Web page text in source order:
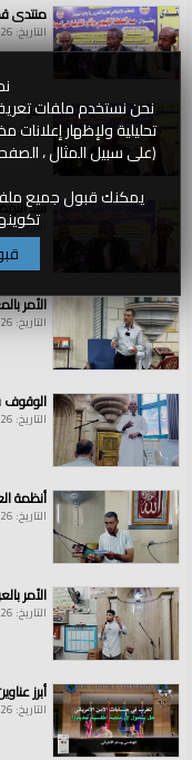
نحن نستخدم ملفات تعريف
تحليلية ولإظهار
(على سبيل المثال ،
يمكنك قبول جميع
منتدى
التاريخ: 08/04/2026
التاريخ: 08/04/2026
سد
التاريخ: 08/04/2026
الأمر
التاريخ: 08/04/2026
الوقوف
التاريخ: 08/04/2026
أنظمة
التاريخ: 08/02/2026
الأمر
التاريخ: 08/02/2026
أبرز
التاريخ: 07/31/2026